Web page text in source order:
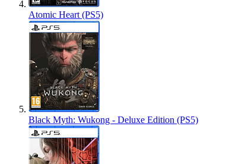
Atomic Heart (PS5)
Black Myth: Wukong - Deluxe Edition (PS5)